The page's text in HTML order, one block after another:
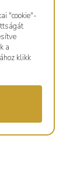
"cookie"-
a
klikk